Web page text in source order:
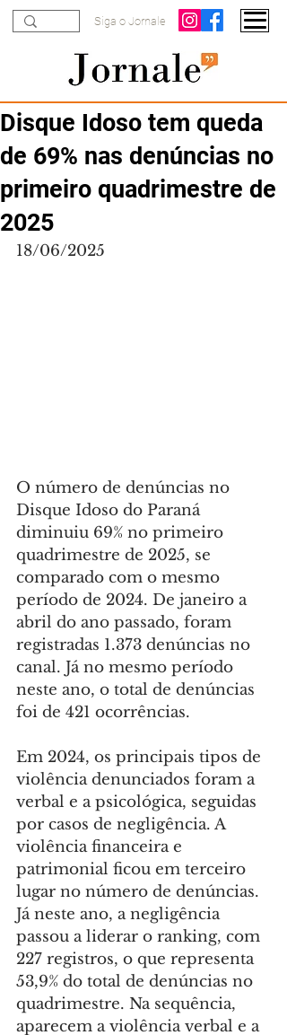
Siga o Jornale
Disque Idoso tem queda
de 69% nas denúncias no
primeiro quadrimestre de
2025
18/06/2025
O número de denúncias no
Disque Idoso do Paraná
diminuiu 69% no primeiro
quadrimestre de 2025, se
comparado com o mesmo
período de 2024. De janeiro a
abril do ano passado, foram
registradas 1.373 denúncias no
canal. Já no mesmo período
neste ano, o total de denúncias
foi de 421 ocorrências.
Em 2024, os principais tipos de
violência denunciados foram a
verbal e a psicológica, seguidas
por casos de negligência. A
violência financeira e
patrimonial ficou em terceiro
lugar no número de denúncias.
Já neste ano, a negligência
passou a liderar o ranking, com
227 registros, o que representa
53,9% do total de denúncias no
quadrimestre. Na sequência,
aparecem a violência verbal e a